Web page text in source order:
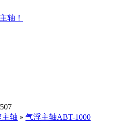
轴！
主轴 » 气浮主轴ABT-1000